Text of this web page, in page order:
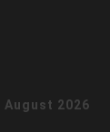
August 2026